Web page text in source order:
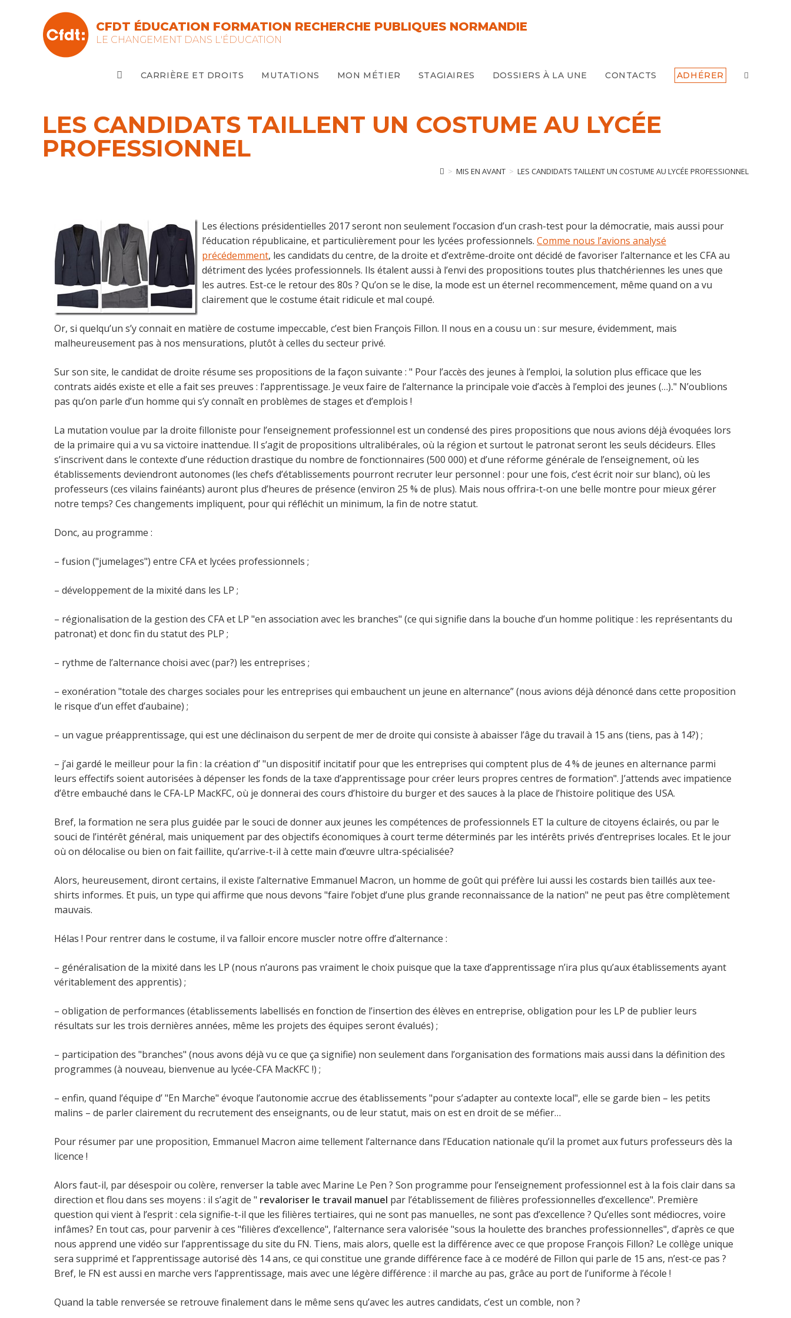
CFDT ÉDUCATION FORMATION RECHERCHE PUBLIQUES NORMANDIE
LE CHANGEMENT DANS L'ÉDUCATION
CARRIÈRE ET DROITS MUTATIONS MON MÉTIER STAGIAIRES DOSSIERS À LA UNE CONTACTS ADHÉRER TOGGLE
LES CANDIDATS TAILLENT UN COSTUME AU LYCÉE
PROFESSIONNEL
> MIS EN AVANT > LES CANDIDATS TAILLENT UN COSTUME AU LYCÉE PROFESSIONNEL
Les élections présidentielles 2017 seront non seulement l’occasion d’un crash-test pour la démocratie, mais aussi pour
l’éducation républicaine, et particulièrement pour les lycées professionnels. Comme nous l’avions analysé
précédemment, les candidats du centre, de la droite et d’extrême-droite ont décidé de favoriser l’alternance et les CFA au
détriment des lycées professionnels. Ils étalent aussi à l’envi des propositions toutes plus thatchériennes les unes que
les autres. Est-ce le retour des 80s ? Qu’on se le dise, la mode est un éternel recommencement, même quand on a vu
clairement que le costume était ridicule et mal coupé.
Or, si quelqu’un s’y connait en matière de costume impeccable, c’est bien François Fillon. Il nous en a cousu un : sur mesure, évidemment, mais
malheureusement pas à nos mensurations, plutôt à celles du secteur privé.
Sur son site, le candidat de droite résume ses propositions de la façon suivante : " Pour l’accès des jeunes à l’emploi, la solution plus efficace que les
contrats aidés existe et elle a fait ses preuves : l’apprentissage. Je veux faire de l’alternance la principale voie d’accès à l’emploi des jeunes (…)." N’oublions
pas qu’on parle d’un homme qui s’y connaît en problèmes de stages et d’emplois !
La mutation voulue par la droite filloniste pour l’enseignement professionnel est un condensé des pires propositions que nous avions déjà évoquées lors
de la primaire qui a vu sa victoire inattendue. Il s’agit de propositions ultralibérales, où la région et surtout le patronat seront les seuls décideurs. Elles
s’inscrivent dans le contexte d’une réduction drastique du nombre de fonctionnaires (500 000) et d’une réforme générale de l’enseignement, où les
établissements deviendront autonomes (les chefs d’établissements pourront recruter leur personnel : pour une fois, c’est écrit noir sur blanc), où les
professeurs (ces vilains fainéants) auront plus d’heures de présence (environ 25 % de plus). Mais nous offrira-t-on une belle montre pour mieux gérer
notre temps? Ces changements impliquent, pour qui réfléchit un minimum, la fin de notre statut.
Donc, au programme :
– fusion ("jumelages") entre CFA et lycées professionnels ;
– développement de la mixité dans les LP ;
– régionalisation de la gestion des CFA et LP "en association avec les branches" (ce qui signifie dans la bouche d’un homme politique : les représentants du
patronat) et donc fin du statut des PLP ;
– rythme de l’alternance choisi avec (par?) les entreprises ;
– exonération "totale des charges sociales pour les entreprises qui embauchent un jeune en alternance” (nous avions déjà dénoncé dans cette proposition
le risque d’un effet d’aubaine) ;
– un vague préapprentissage, qui est une déclinaison du serpent de mer de droite qui consiste à abaisser l’âge du travail à 15 ans (tiens, pas à 14?) ;
– j’ai gardé le meilleur pour la fin : la création d’ "un dispositif incitatif pour que les entreprises qui comptent plus de 4 % de jeunes en alternance parmi
leurs effectifs soient autorisées à dépenser les fonds de la taxe d’apprentissage pour créer leurs propres centres de formation". J’attends avec impatience
d’être embauché dans le CFA-LP MacKFC, où je donnerai des cours d’histoire du burger et des sauces à la place de l’histoire politique des USA.
Bref, la formation ne sera plus guidée par le souci de donner aux jeunes les compétences de professionnels ET la culture de citoyens éclairés, ou par le
souci de l’intérêt général, mais uniquement par des objectifs économiques à court terme déterminés par les intérêts privés d’entreprises locales. Et le jour
où on délocalise ou bien on fait faillite, qu’arrive-t-il à cette main d’œuvre ultra-spécialisée?
Alors, heureusement, diront certains, il existe l’alternative Emmanuel Macron, un homme de goût qui préfère lui aussi les costards bien taillés aux tee-
shirts informes. Et puis, un type qui affirme que nous devons "faire l’objet d’une plus grande reconnaissance de la nation" ne peut pas être complètement
mauvais.
Hélas ! Pour rentrer dans le costume, il va falloir encore muscler notre offre d’alternance :
– généralisation de la mixité dans les LP (nous n’aurons pas vraiment le choix puisque que la taxe d’apprentissage n’ira plus qu’aux établissements ayant
véritablement des apprentis) ;
– obligation de performances (établissements labellisés en fonction de l’insertion des élèves en entreprise, obligation pour les LP de publier leurs
résultats sur les trois dernières années, même les projets des équipes seront évalués) ;
– participation des "branches" (nous avons déjà vu ce que ça signifie) non seulement dans l’organisation des formations mais aussi dans la définition des
programmes (à nouveau, bienvenue au lycée-CFA MacKFC !) ;
– enfin, quand l’équipe d’ "En Marche" évoque l’autonomie accrue des établissements "pour s’adapter au contexte local", elle se garde bien – les petits
malins – de parler clairement du recrutement des enseignants, ou de leur statut, mais on est en droit de se méfier…
Pour résumer par une proposition, Emmanuel Macron aime tellement l’alternance dans l’Education nationale qu’il la promet aux futurs professeurs dès la
licence !
Alors faut-il, par désespoir ou colère, renverser la table avec Marine Le Pen ? Son programme pour l’enseignement professionnel est à la fois clair dans sa
direction et flou dans ses moyens : il s’agit de " revaloriser le travail manuel par l’établissement de filières professionnelles d’excellence". Première
question qui vient à l’esprit : cela signifie-t-il que les filières tertiaires, qui ne sont pas manuelles, ne sont pas d’excellence ? Qu’elles sont médiocres, voire
infâmes? En tout cas, pour parvenir à ces "filières d’excellence", l’alternance sera valorisée "sous la houlette des branches professionnelles", d’après ce que
nous apprend une vidéo sur l’apprentissage du site du FN. Tiens, mais alors, quelle est la différence avec ce que propose François Fillon? Le collège unique
sera supprimé et l’apprentissage autorisé dès 14 ans, ce qui constitue une grande différence face à ce modéré de Fillon qui parle de 15 ans, n’est-ce pas ?
Bref, le FN est aussi en marche vers l’apprentissage, mais avec une légère différence : il marche au pas, grâce au port de l’uniforme à l’école !
Quand la table renversée se retrouve finalement dans le même sens qu’avec les autres candidats, c’est un comble, non ?